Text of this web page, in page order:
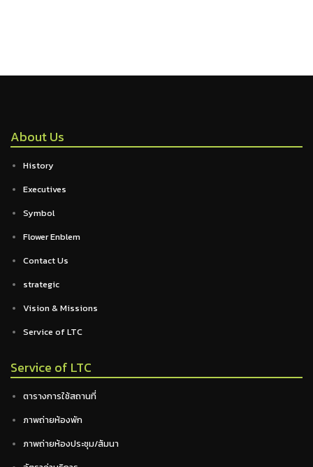
About Us
History
Executives
Symbol
Flower Enblem
Contact Us
strategic
Vision & Missions
Service of LTC
Service of LTC
ตารางการใช้สถานที่
ภาพถ่ายห้องพัก
ภาพถ่ายห้องประชุม/สัมนา